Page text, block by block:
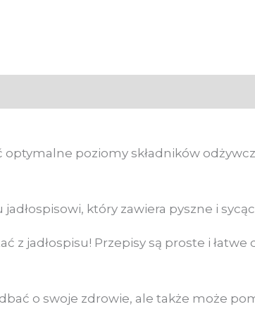
poziomy składników
który zawiera pyszne i
jadłospisu! Przepisy są proste i łatwe
o swoje zdrowie, ale także może